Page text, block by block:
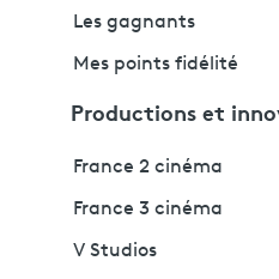
Les gagnants
Mes points fidélité
Productions et
France 2 cinéma
France 3 cinéma
V Studios